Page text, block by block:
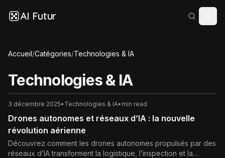
AI Futur
Accueil/Catégories/Technologies & IA
Technologies & IA
3 décembre 2025• Technologies & IA• min read
Drones autonomes et réseaux d’IA : la nouvelle
révolution aérienne
Découvrez comment les drones autonomes propulsés par des
réseaux d’IA transforment la logistique, l’inspection et la